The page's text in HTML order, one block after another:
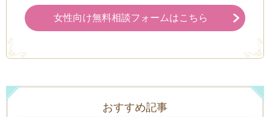
女性向け無料相談フォームはこちら
おすすめ記事